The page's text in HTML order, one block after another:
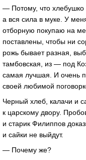
— Потому, что хлебушко
а вся сила в муке. У
отборную покупаю на
поставлены, чтобы ни
рожь бывает разная,
тамбовская, из — под
самая лучшая. И очень
своей любимой
Черный хлеб, калачи и
к царскому двору.
и старик Филиппов
и сайки не выйдут.
— Почему же?